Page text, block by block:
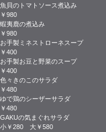
魚貝のトマトソース煮込み
￥980
蝦夷鹿の煮込み
￥980
お手製ミネストローネスープ
￥400
お手製お豆と野菜のスープ
￥400
色々きのこのサラダ
￥480
ゆで鶏のシーザーサラダ
￥480
GAKUの気まぐれサラダ
小￥280 大￥580